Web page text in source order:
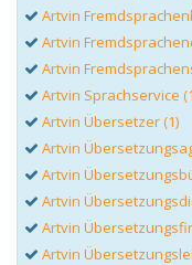
Artvin
Artvin
Artvin
Artvin Sprachservice
Artvin Übersetzer (1)
Artvin
Artvin
Artvin
Artvin
Artvin